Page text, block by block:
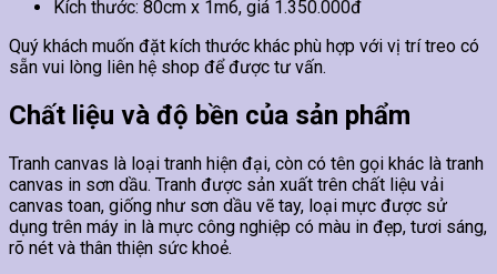
Kích thước: 80cm x 1m6, giá 1.350.000đ
Quý khách muốn đặt kích thước khác phù hợp với vị trí treo có
sẵn vui lòng liên hệ shop để được tư vấn.
Chất liệu và độ bền của sản phẩm
Tranh canvas là loại tranh hiện đại, còn có tên gọi khác là tranh
canvas in sơn dầu. Tranh được sản xuất trên chất liệu vải
canvas toan, giống như sơn dầu vẽ tay, loại mực được sử
dụng trên máy in là mực công nghiệp có màu in đẹp, tươi sáng,
rõ nét và thân thiện sức khoẻ.